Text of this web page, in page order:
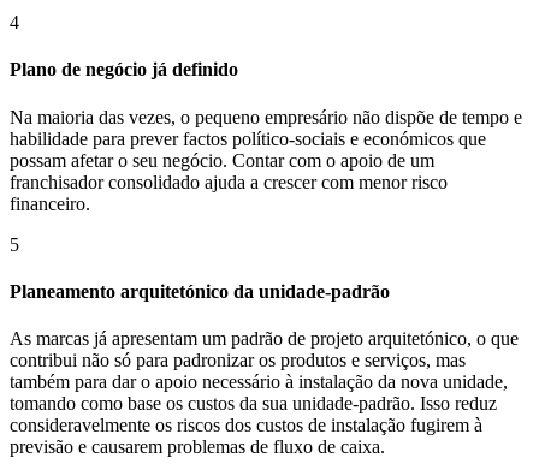
4
Plano de negócio já definido
Na maioria das vezes, o pequeno empresário não dispõe de tempo e
habilidade para prever factos político-sociais e económicos que
possam afetar o seu negócio. Contar com o apoio de um
franchisador consolidado ajuda a crescer com menor risco
financeiro.
5
Planeamento arquitetónico da unidade-padrão
As marcas já apresentam um padrão de projeto arquitetónico, o que
contribui não só para padronizar os produtos e serviços, mas
também para dar o apoio necessário à instalação da nova unidade,
tomando como base os custos da sua unidade-padrão. Isso reduz
consideravelmente os riscos dos custos de instalação fugirem à
previsão e causarem problemas de fluxo de caixa.